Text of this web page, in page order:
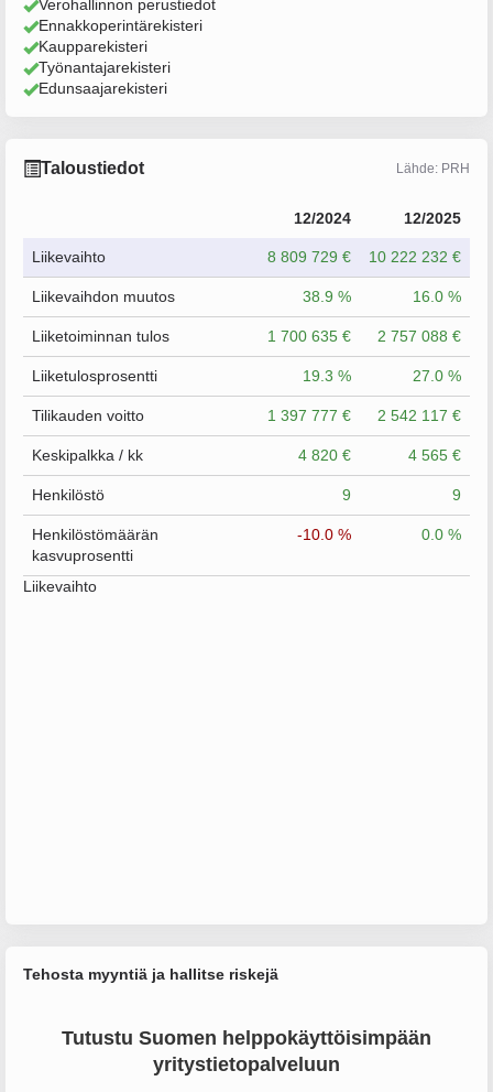
Verohallinnon perustiedot
Ennakkoperintärekisteri
Kaupparekisteri
Työnantajarekisteri
Edunsaajarekisteri
Taloustiedot Lähde: PRH
12/2024 12/2025
Liikevaihto 8 809 729 € 10 222 232 €
Liikevaihdon muutos 38.9 % 16.0 %
Liiketoiminnan tulos 1 700 635 € 2 757 088 €
Liiketulosprosentti 19.3 % 27.0 %
Tilikauden voitto 1 397 777 € 2 542 117 €
Keskipalkka / kk 4 820 € 4 565 €
Henkilöstö 9 9
Henkilöstömäärän
kasvuprosentti
-10.0 % 0.0 %
Liikevaihto
Tehosta myyntiä ja hallitse riskejä
Tutustu Suomen helppokäyttöisimpään
yritystietopalveluun